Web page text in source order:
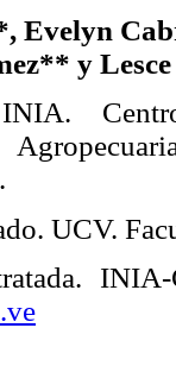
Evelyn
y
INIA.
UCV.